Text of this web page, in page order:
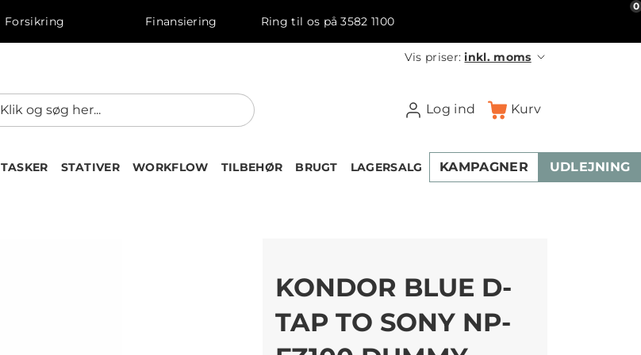
Forsikring Finansiering Ring til os på 3582 1100
Vis priser:inkl. moms
Log ind Kurv
0
TASKER STATIVER WORKFLOW TILBEHØR BRUGT LAGERSALG KAMPAGNER UDLEJNING
KONDOR BLUE D-
TAP TO SONY NP-